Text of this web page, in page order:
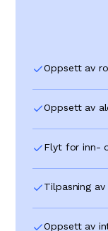
Oppsett av
Oppsett av
Flyt for inn-
Tilpasning
Oppsett av